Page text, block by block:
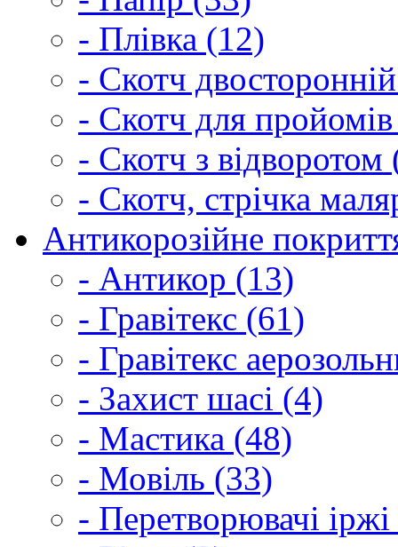
- Плівка (12)
- Скотч
- Скотч для
- Скотч з відворотом
- Скотч, стрічка
Антикорозійне
- Антикор (13)
- Гравітекс (61)
- Гравітекс
- Захист шасі (4)
- Мастика (48)
- Мовіль (33)
- Перетворювачі